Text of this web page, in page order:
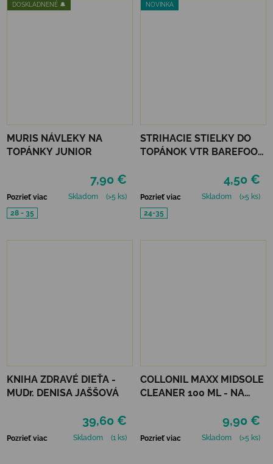
DOSKLADNENÉ 🔔
MURIS NÁVLEKY NA
TOPÁNKY JUNIOR
7,90 €
Pozrieť viac Skladom
(>5 ks)
28 - 35
NOVINKA
STRIHACIE STIELKY DO
TOPÁNOK VTR BAREFOOT
4,50 €
Pozrieť viac Skladom
(>5 ks)
24-35
KNIHA ZDRAVÉ DIEŤA -
MUDr. DENISA JAŠŠOVÁ
39,60 €
Pozrieť viac Skladom (1 ks)
COLLONIL MAXX MIDSOLE
CLEANER 100 ML - NA
9,90 €
Pozrieť viac Skladom (>5 ks)